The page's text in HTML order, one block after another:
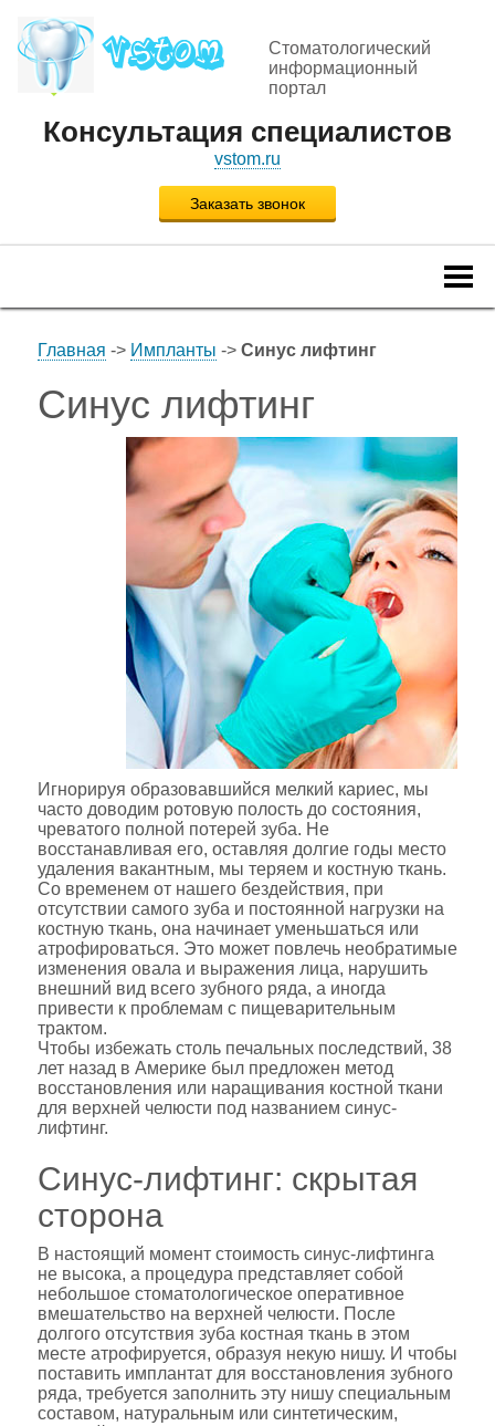
Стоматологический
информационный
портал
Консультация специалистов
vstom.ru
Заказать звонок
Главная -> Импланты -> Синус лифтинг
Синус лифтинг
Игнорируя образовавшийся мелкий кариес, мы
часто доводим ротовую полость до состояния,
чреватого полной потерей зуба. Не
восстанавливая его, оставляя долгие годы место
удаления вакантным, мы теряем и костную ткань.
Со временем от нашего бездействия, при
отсутствии самого зуба и постоянной нагрузки на
костную ткань, она начинает уменьшаться или
атрофироваться. Это может повлечь необратимые
изменения овала и выражения лица, нарушить
внешний вид всего зубного ряда, а иногда
привести к проблемам с пищеварительным
трактом.
Чтобы избежать столь печальных последствий, 38
лет назад в Америке был предложен метод
восстановления или наращивания костной ткани
для верхней челюсти под названием синус-
лифтинг.
Синус-лифтинг: скрытая
сторона
В настоящий момент стоимость синус-лифтинга
не высока, а процедура представляет собой
небольшое стоматологическое оперативное
вмешательство на верхней челюсти. После
долгого отсутствия зуба костная ткань в этом
месте атрофируется, образуя некую нишу. И чтобы
поставить имплантат для восстановления зубного
ряда, требуется заполнить эту нишу специальным
составом, натуральным или синтетическим,